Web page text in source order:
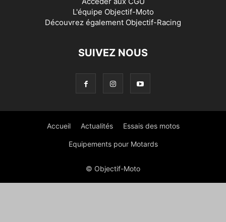
L'équipe Objectif-Moto
Découvrez également Objectif-Racing
SUIVEZ NOUS
Accueil Actualités Essais des motos
Equipements pour Motards
© Objectif-Moto